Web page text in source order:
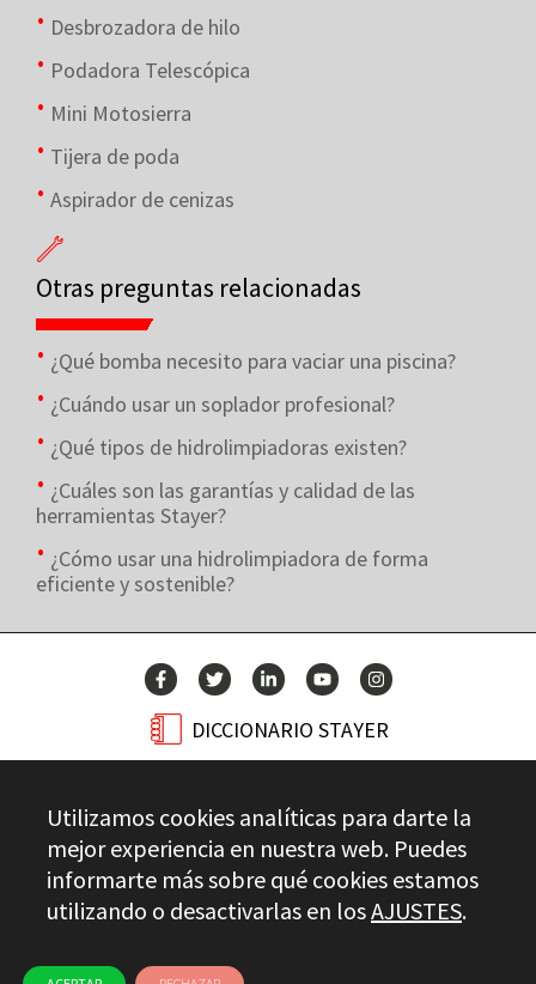
Desbrozadora de hilo
Podadora Telescópica
Mini Motosierra
Tijera de poda
Aspirador de cenizas
Otras preguntas relacionadas
¿Qué bomba necesito para vaciar una piscina?
¿Cuándo usar un soplador profesional?
¿Qué tipos de hidrolimpiadoras existen?
¿Cuáles son las garantías y calidad de las
herramientas Stayer?
¿Cómo usar una hidrolimpiadora de forma
eficiente y sostenible?
DICCIONARIO STAYER
CONTACTO
Stayer.es © 2026
Utilizamos cookies analíticas para darte la
mejor experiencia en nuestra web. Puedes
informarte más sobre qué cookies estamos
utilizando o desactivarlas en losAJUSTES.